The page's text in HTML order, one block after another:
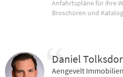
Anfahrtspläne für ihre
Broschüren und
Daniel
Aengevelt Immobilien